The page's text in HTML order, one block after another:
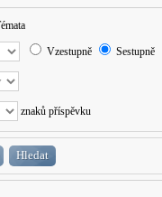
Vzestupně
Sestupně
znaků příspěvku